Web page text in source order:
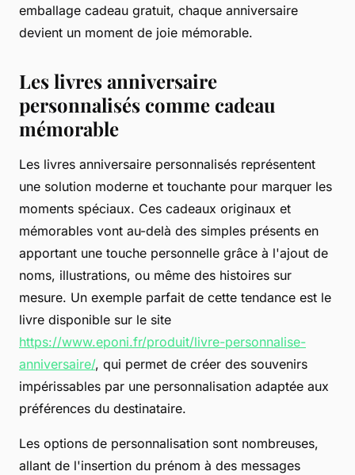
emballage cadeau gratuit, chaque anniversaire
devient un moment de joie mémorable.
Les livres anniversaire
personnalisés comme cadeau
mémorable
Les livres anniversaire personnalisés représentent
une solution moderne et touchante pour marquer les
moments spéciaux. Ces cadeaux originaux et
mémorables vont au-delà des simples présents en
apportant une touche personnelle grâce à l'ajout de
noms, illustrations, ou même des histoires sur
mesure. Un exemple parfait de cette tendance est le
livre disponible sur le site
https://www.eponi.fr/produit/livre-personnalise-
anniversaire/, qui permet de créer des souvenirs
impérissables par une personnalisation adaptée aux
préférences du destinataire.
Les options de personnalisation sont nombreuses,
allant de l'insertion du prénom à des messages